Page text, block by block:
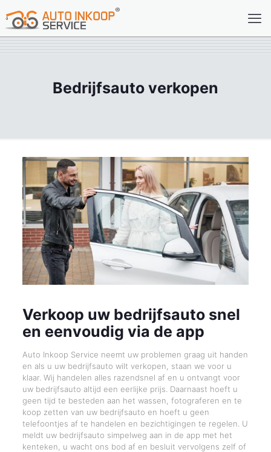
Bedrijfsauto verkopen
Verkoop uw bedrijfsauto snel
en eenvoudig via de app
Auto Inkoop Service neemt uw problemen graag uit handen
en als u uw bedrijfsauto wilt verkopen, staan we voor u
klaar. Wij handelen alles razendsnel af en u ontvangt voor
uw bedrijfsauto altijd een eerlijke prijs. Daarnaast hoeft u
geen tijd te besteden aan het wassen, fotograferen en te
koop zetten van uw bedrijfsauto en hoeft u geen
telefoontjes af te handelen en bezichtigingen te regelen. U
meldt uw bedrijfsauto simpelweg aan in de app met het
kenteken, u wacht ons bod af en besluit vervolgens zelf of